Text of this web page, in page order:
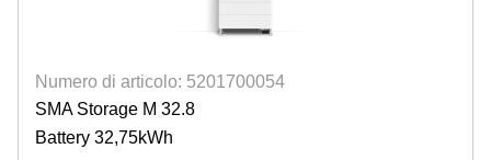
Numero di articolo: 5201700054
SMA Storage M 32.8
Battery 32,75kWh